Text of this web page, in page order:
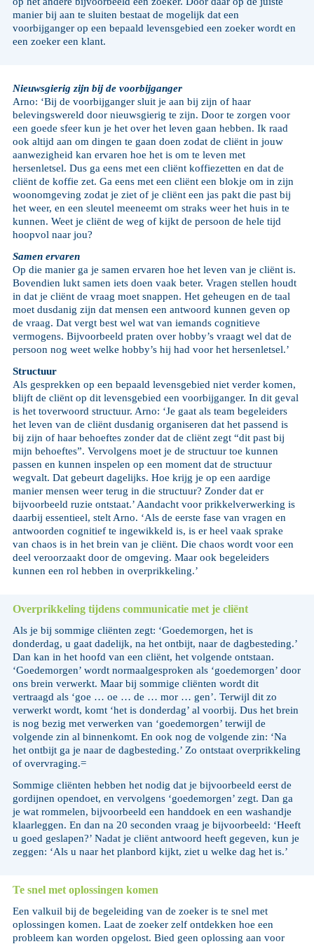
manier bij aan te sluiten bestaat de mogelijk dat een
voorbijganger op een bepaald levensgebied een zoeker wordt en
een zoeker een klant.
Nieuwsgierig zijn bij de voorbijganger
Arno: ‘Bij de voorbijganger sluit je aan bij zijn of haar
belevingswereld door nieuwsgierig te zijn. Door te zorgen voor
een goede sfeer kun je het over het leven gaan hebben. Ik raad
ook altijd aan om dingen te gaan doen zodat de cliënt in jouw
aanwezigheid kan ervaren hoe het is om te leven met
hersenletsel. Dus ga eens met een cliënt koffiezetten en dat de
cliënt de koffie zet. Ga eens met een cliënt een blokje om in zijn
woonomgeving zodat je ziet of je cliënt een jas pakt die past bij
het weer, en een sleutel meeneemt om straks weer het huis in te
kunnen. Weet je cliënt de weg of kijkt de persoon de hele tijd
hoopvol naar jou?
Samen ervaren
Op die manier ga je samen ervaren hoe het leven van je cliënt is.
Bovendien lukt samen iets doen vaak beter. Vragen stellen houdt
in dat je cliënt de vraag moet snappen. Het geheugen en de taal
moet dusdanig zijn dat mensen een antwoord kunnen geven op
de vraag. Dat vergt best wel wat van iemands cognitieve
vermogens. Bijvoorbeeld praten over hobby’s vraagt wel dat de
persoon nog weet welke hobby’s hij had voor het hersenletsel.’
Structuur
Als gesprekken op een bepaald levensgebied niet verder komen,
blijft de cliënt op dit levensgebied een voorbijganger. In dit geval
is het toverwoord structuur. Arno: ‘Je gaat als team begeleiders
het leven van de cliënt dusdanig organiseren dat het passend is
bij zijn of haar behoeftes zonder dat de cliënt zegt “dit past bij
mijn behoeftes”. Vervolgens moet je de structuur toe kunnen
passen en kunnen inspelen op een moment dat de structuur
wegvalt. Dat gebeurt dagelijks. Hoe krijg je op een aardige
manier mensen weer terug in die structuur? Zonder dat er
bijvoorbeeld ruzie ontstaat.’ Aandacht voor prikkelverwerking is
daarbij essentieel, stelt Arno. ‘Als de eerste fase van vragen en
antwoorden cognitief te ingewikkeld is, is er heel vaak sprake
van chaos is in het brein van je cliënt. Die chaos wordt voor een
deel veroorzaakt door de omgeving. Maar ook begeleiders
kunnen een rol hebben in overprikkeling.’
Overprikkeling tijdens communicatie met je cliënt
Als je bij sommige cliënten zegt: ‘Goedemorgen, het is
donderdag, u gaat dadelijk, na het ontbijt, naar de dagbesteding.’
Dan kan in het hoofd van een cliënt, het volgende ontstaan.
‘Goedemorgen’ wordt normaalgesproken als ‘goedemorgen’ door
ons brein verwerkt. Maar bij sommige cliënten wordt dit
vertraagd als ‘goe … oe … de … mor … gen’. Terwijl dit zo
verwerkt wordt, komt ‘het is donderdag’ al voorbij. Dus het brein
is nog bezig met verwerken van ‘goedemorgen’ terwijl de
volgende zin al binnenkomt. En ook nog de volgende zin: ‘Na
het ontbijt ga je naar de dagbesteding.’ Zo ontstaat overprikkeling
of overvraging.=
Sommige cliënten hebben het nodig dat je bijvoorbeeld eerst de
gordijnen opendoet, en vervolgens ‘goedemorgen’ zegt. Dan ga
je wat rommelen, bijvoorbeeld een handdoek en een washandje
klaarleggen. En dan na 20 seconden vraag je bijvoorbeeld: ‘Heeft
u goed geslapen?’ Nadat je cliënt antwoord heeft gegeven, kun je
zeggen: ‘Als u naar het planbord kijkt, ziet u welke dag het is.’
Te snel met oplossingen komen
Een valkuil bij de begeleiding van de zoeker is te snel met
oplossingen komen. Laat de zoeker zelf ontdekken hoe een
probleem kan worden opgelost. Bied geen oplossing aan voor